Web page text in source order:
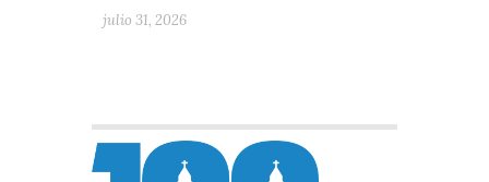
julio 31, 2026